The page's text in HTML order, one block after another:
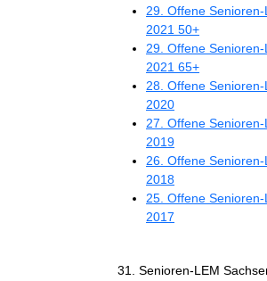
29. Offene
2021 50+
29. Offene
2021 65+
28. Offene
2020
27. Offene
2019
26. Offene
2018
25. Offene
2017
31. Senioren-LEM